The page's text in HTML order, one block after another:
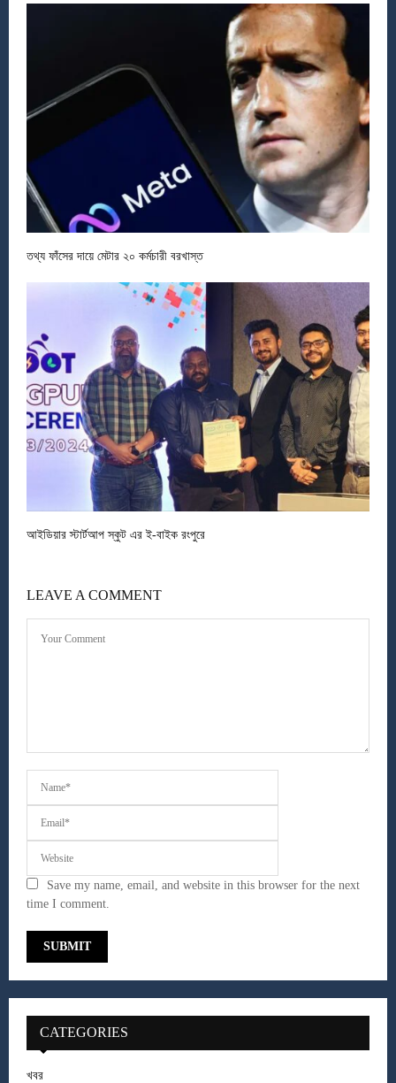
তথ্য ফাঁসের দায়ে মেটার ২০ কর্মচারী বরখাস্ত
আইডিয়ার স্টার্টআপ স্কুট এর ই-বাইক রংপুরে
LEAVE A COMMENT
Save my name, email, and website in this browser for the next
time I comment.
CATEGORIES
খবর